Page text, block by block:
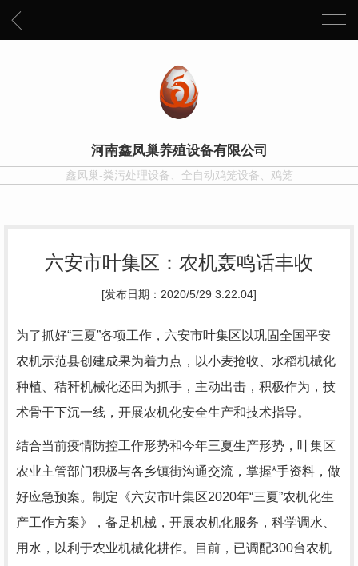
河南鑫凤巢养殖设备有限公司
鑫凤巢-粪污处理设备、全自动鸡笼设备、鸡笼
六安市叶集区：农机轰鸣话丰收
[发布日期：2020/5/29 3:22:04]
为了抓好“三夏”各项工作，六安市叶集区以巩固全国平安
农机示范县创建成果为着力点，以小麦抢收、水稻机械化
种植、秸秆机械化还田为抓手，主动出击，积极作为，技
术骨干下沉一线，开展农机化安全生产和技术指导。
结合当前疫情防控工作形势和今年三夏生产形势，叶集区
农业主管部门积极与各乡镇街沟通交流，掌握*手资料，做
好应急预案。制定《六安市叶集区2020年“三夏”农机化生
产工作方案》，备足机械，开展农机化服务，科学调水、
用水，以利于农业机械化耕作。目前，已调配300台农机